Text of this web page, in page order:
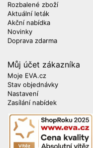
Rozbalené zboží
Aktuální leták
Akční nabídka
Novinky
Doprava zdarma
Můj účet zákazníka
Moje EVA.cz
Stav objednávky
Nastavení
Zasílání nabídek